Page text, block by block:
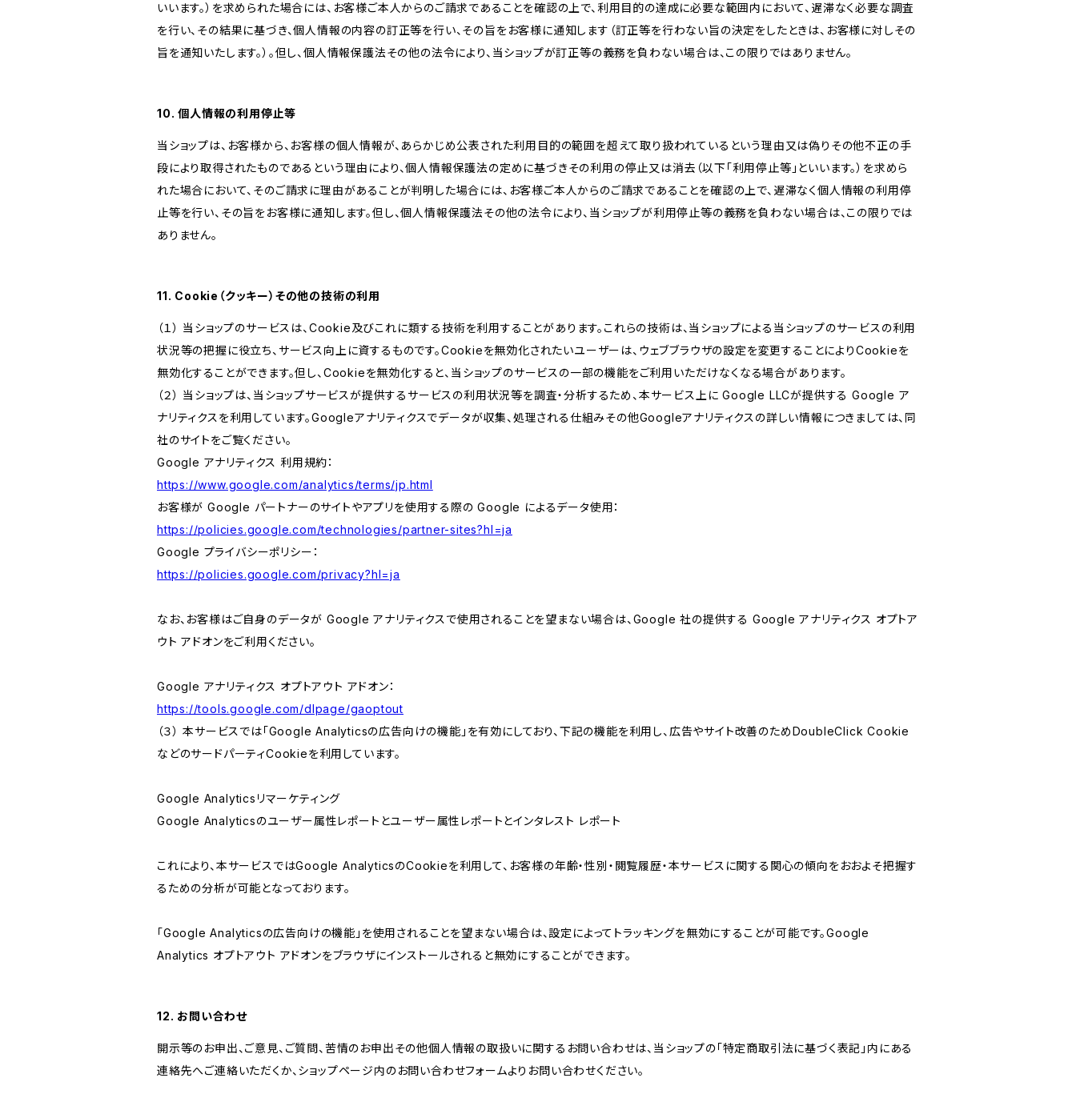
いいます。）を求められた場合には、お客様ご本人からのご請求であることを確認の上で、利用目的の達成に必要な範囲内において、遅滞なく必要な調査
を行い、その結果に基づき、個人情報の内容の訂正等を行い、その旨をお客様に通知します（訂正等を行わない旨の決定をしたときは、お客様に対しその
旨を通知いたします。）。但し、個人情報保護法その他の法令により、当ショップが訂正等の義務を負わない場合は、この限りではありません。
10. 個人情報の利用停止等
当ショップは、お客様から、お客様の個人情報が、あらかじめ公表された利用目的の範囲を超えて取り扱われているという理由又は偽りその他不正の手
段により取得されたものであるという理由により、個人情報保護法の定めに基づきその利用の停止又は消去（以下「利用停止等」といいます。）を求めら
れた場合において、そのご請求に理由があることが判明した場合には、お客様ご本人からのご請求であることを確認の上で、遅滞なく個人情報の利用停
止等を行い、その旨をお客様に通知します。但し、個人情報保護法その他の法令により、当ショップが利用停止等の義務を負わない場合は、この限りでは
ありません。
11. Cookie（クッキー）その他の技術の利用
（１） 当ショップのサービスは、Cookie及びこれに類する技術を利用することがあります。これらの技術は、当ショップによる当ショップのサービスの利用
状況等の把握に役立ち、サービス向上に資するものです。Cookieを無効化されたいユーザーは、ウェブブラウザの設定を変更することによりCookieを
無効化することができます。但し、Cookieを無効化すると、当ショップのサービスの一部の機能をご利用いただけなくなる場合があります。
（２） 当ショップは、当ショップサービスが提供するサービスの利用状況等を調査・分析するため、本サービス上に Google LLCが提供する Google ア
ナリティクスを利用しています。Googleアナリティクスでデータが収集、処理される仕組みその他Googleアナリティクスの詳しい情報につきましては、同
社のサイトをご覧ください。
Google アナリティクス 利用規約：
https://www.google.com/analytics/terms/jp.html
お客様が Google パートナーのサイトやアプリを使用する際の Google によるデータ使用：
https://policies.google.com/technologies/partner-sites?hl=ja
Google プライバシーポリシー：
https://policies.google.com/privacy?hl=ja
なお、お客様はご自身のデータが Google アナリティクスで使用されることを望まない場合は、Google 社の提供する Google アナリティクス オプトア
ウト アドオンをご利用ください。
Google アナリティクス オプトアウト アドオン：
https://tools.google.com/dlpage/gaoptout
（３） 本サービスでは「Google Analyticsの広告向けの機能」を有効にしており、下記の機能を利用し、広告やサイト改善のためDoubleClick Cookie
などのサードパーティCookieを利用しています。
Google Analyticsリマーケティング
Google Analyticsのユーザー属性レポートとユーザー属性レポートとインタレスト レポート
これにより、本サービスではGoogle AnalyticsのCookieを利用して、お客様の年齢・性別・閲覧履歴・本サービスに関する関心の傾向をおおよそ把握す
るための分析が可能となっております。
「Google Analyticsの広告向けの機能」を使用されることを望まない場合は、設定によってトラッキングを無効にすることが可能です。Google
Analytics オプトアウト アドオンをブラウザにインストールされると無効にすることができます。
12. お問い合わせ
開示等のお申出、ご意見、ご質問、苦情のお申出その他個人情報の取扱いに関するお問い合わせは、当ショップの「特定商取引法に基づく表記」内にある
連絡先へご連絡いただくか、ショップページ内のお問い合わせフォームよりお問い合わせください。